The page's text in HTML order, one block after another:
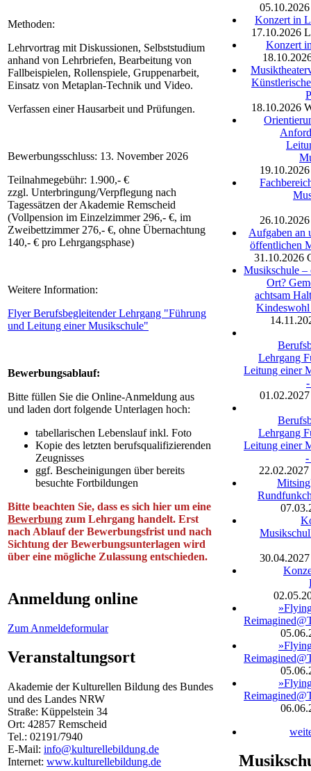
Methoden:
Lehrvortrag mit Diskussionen, Selbststudium
anhand von Lehrbriefen, Bearbeitung von
Fallbeispielen, Rollenspiele, Gruppenarbeit,
Einsatz von Metaplan-Technik und Video.
Verfassen einer Hausarbeit und Prüfungen.
Bewerbungsschluss: 13. November 2026
Teilnahmegebühr: 1.900,- €
zzgl. Unterbringung/Verpflegung nach
Tagessätzen der Akademie Remscheid
(Vollpension im Einzelzimmer 296,- €, im
Zweibettzimmer 276,- €, ohne Übernachtung
140,- € pro Lehrgangsphase)
Weitere Information:
Flyer Berufsbegleitender Lehrgang "Führung
und Leitung einer Musikschule"
Bewerbungsablauf:
Bitte füllen Sie die Online-Anmeldung aus
und laden dort folgende Unterlagen hoch:
tabellarischen Lebenslauf inkl. Foto
Kopie des letzten berufsqualifizierenden
Zeugnisses
ggf. Bescheinigungen über bereits
besuchte Fortbildungen
Bitte beachten Sie, dass es sich hier um eine
Bewerbung zum Lehrgang handelt. Erst
nach Ablauf der Bewerbungsfrist und nach
Sichtung der Bewerbungsunterlagen wird
über eine mögliche Zulassung entschieden.
Anmeldung online
Zum Anmeldeformular
Veranstaltungsort
Akademie der Kulturellen Bildung des Bundes
und des Landes NRW
Straße: Küppelstein 34
Ort: 42857 Remscheid
Tel.: 02191/7940
E-Mail: info@kulturellebildung.de
Internet: www.kulturellebildung.de
05.10.2026
Konzert in
17.10.2026
Konzert
18.10.2026
19.10.2026
26.10.2026
Aufgaben an
öffentlichen
31.10.2026
Musikschule –
Ort?
achtsam
Lehrgang
Leitung einer
01.02.2027
Lehrgang
Leitung einer
-
22.02.2027
30.04.2027